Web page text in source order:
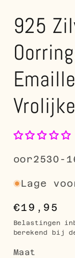
925
SKU:
oor2530-
Lage
Normale
prijs
€19,95
Belastingen
berekend bij
Maat